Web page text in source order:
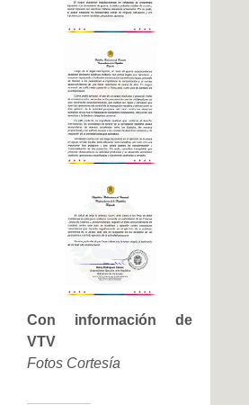
Con información de
VTV
Fotos Cortesía